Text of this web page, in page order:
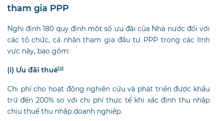
tham gia PPP
Nghị định 180 quy định một số ưu đãi của Nhà nước đối với
các tổ chức, cá nhân tham gia đầu tư PPP trong các lĩnh
vực này, bao gồm:
(i) Ưu đãi thuế[2]
Chi phí cho hoạt động nghiên cứu và phát triển được khấu
trừ đến 200% so với chi phí thực tế khi xác định thu nhập
chịu thuế thu nhập doanh nghiệp.